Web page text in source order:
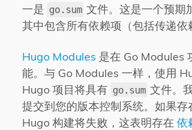
一是 go.sum 文件。这是一个预期
其中包含所有依赖项（包括传递依
Hugo Modules 是在 Go Modules
能。与 Go Modules 一样，使用
Hugo 项目将具有 go.sum 文件。
提交到您的版本控制系统。如果存
Hugo 构建将失败，这表明存在 依